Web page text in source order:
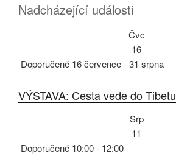
Nadcházející události
Čvc
16
Doporučené 16 července-31 srpna
VÝSTAVA: Cesta vede do Tibetu
Srp
11
Doporučené 10:00- 12:00